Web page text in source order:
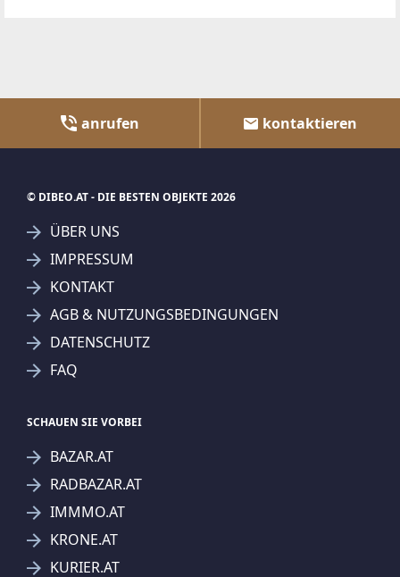
anrufen kontaktieren
© DIBEO.AT - DIE BESTEN OBJEKTE 2026
ÜBER UNS
IMPRESSUM
KONTAKT
AGB & NUTZUNGSBEDINGUNGEN
DATENSCHUTZ
FAQ
SCHAUEN SIE VORBEI
BAZAR.AT
RADBAZAR.AT
IMMMO.AT
KRONE.AT
KURIER.AT